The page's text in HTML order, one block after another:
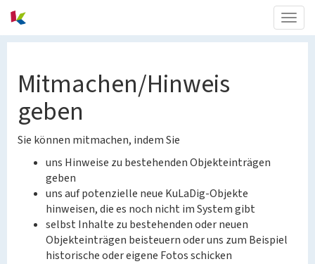
Mitmachen/Hinweis
geben
Sie können mitmachen, indem Sie
uns Hinweise zu bestehenden Objekteinträgen
geben
uns auf potenzielle neue KuLaDig-Objekte
hinweisen, die es noch nicht im System gibt
selbst Inhalte zu bestehenden oder neuen
Objekteinträgen beisteuern oder uns zum Beispiel
historische oder eigene Fotos schicken